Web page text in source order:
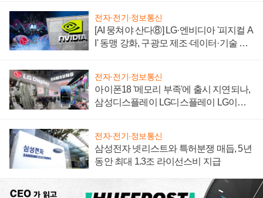
전자·전기·정보통신
[AI 뭉쳐야 산다⑧] LG·엔비디아 '피지컬 A
I' 동맹 강화, 구광모 제조·데이터·기술 결
전자·전기·정보통신
아이폰18 '메모리 부족'에 출시 지연되나,
삼성디스플레이 LG디스플레이 LG이노
전자·전기·정보통신
삼성전자 넷리스트와 특허분쟁 매듭, 5년
동안 최대 1.3조 라이선스비 지급